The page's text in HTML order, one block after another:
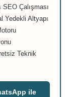
Çalışması
Yedekli Altyapı
Teknik
ile